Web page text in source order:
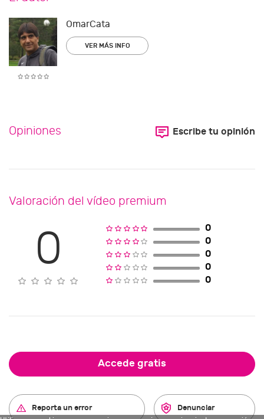
OmarCata
VER MÁS INFO
Opiniones Escribe tu opinión
Valoración del vídeo premium
0
0
0
0
0
0
Accede gratis
Reporta un error Denunciar